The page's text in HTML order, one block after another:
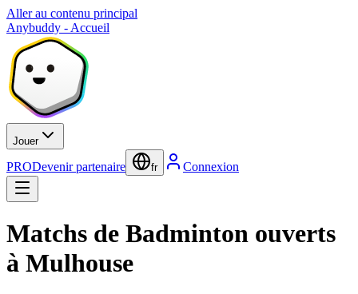
Aller au contenu principal
Anybuddy - Accueil
Jouer
PRODevenir partenaire fr Connexion
Matchs de Badminton ouverts
à Mulhouse